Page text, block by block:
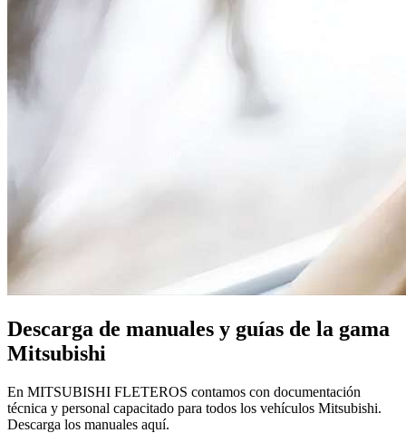
Descarga de manuales y guías de la gama
Mitsubishi
En MITSUBISHI FLETEROS contamos con documentación
técnica y personal capacitado para todos los vehículos Mitsubishi.
Descarga los manuales aquí.